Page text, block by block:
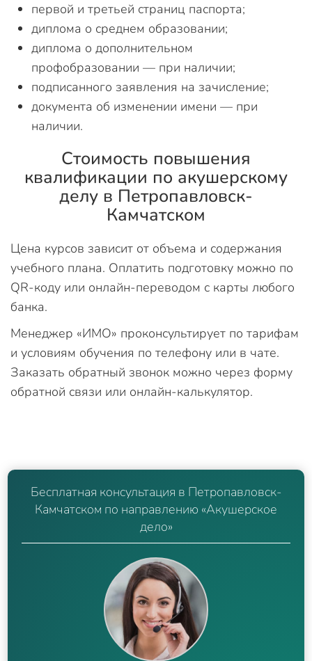
первой и третьей страниц паспорта;
диплома о среднем образовании;
диплома о дополнительном
профобразовании — при наличии;
подписанного заявления на зачисление;
документа об изменении имени — при
наличии.
Стоимость повышения
квалификации по акушерскому
делу в Петропавловск-
Камчатском
Цена курсов зависит от объема и содержания
учебного плана. Оплатить подготовку можно по
QR-коду или онлайн-переводом с карты любого
банка.
Менеджер «ИМО» проконсультирует по тарифам
и условиям обучения по телефону или в чате.
Заказать обратный звонок можно через форму
обратной связи или онлайн-калькулятор.
Бесплатная консультация в Петропавловск-
Камчатском по направлению «Акушерское
дело»